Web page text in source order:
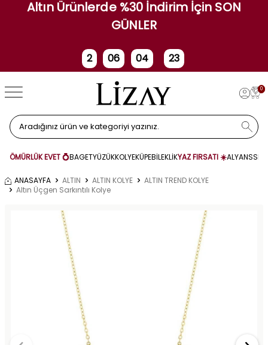
Altın Ürünlerde %30 İndirim İçin SON
GÜNLER
2
Gün
06
Saat
04 23
0
ÖMÜRLÜK EVET 💍BAGETYÜZÜKKOLYEKÜPEBİLEKLİKYAZ FIRSATI ☀️ALYANS
ANASAYFA ALTIN ALTIN KOLYE
ALTIN TREND KOLYE
Altın Üçgen Sarkıntılı Kolye